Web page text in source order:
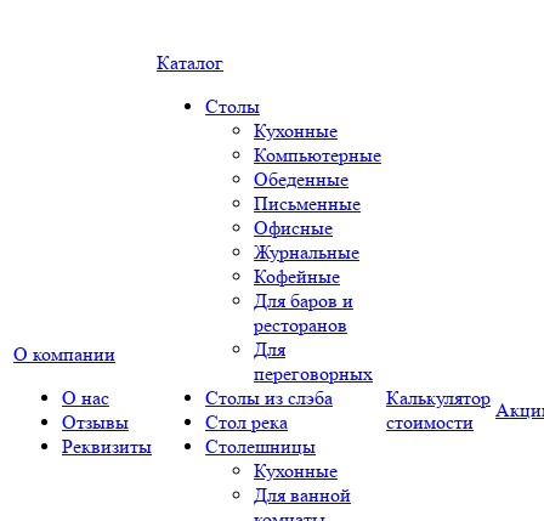
О компании
О нас
Отзывы
Реквизиты
Каталог
Столы
Кухонные
Компьютерные
Обеденные
Письменные
Офисные
Журнальные
Кофейные
Для баров и
ресторанов
Для
переговорных
Столы из слэба
Стол река
Столешницы
Кухонные
Для ванной
Калькулятор
стоимости